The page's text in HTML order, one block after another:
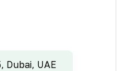
Dubai, UAE